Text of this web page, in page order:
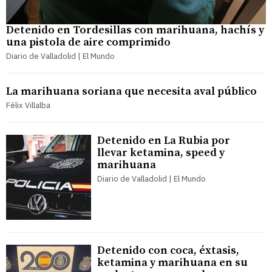
Detenido en Tordesillas con marihuana, hachís y
una pistola de aire comprimido
Diario de Valladolid | El Mundo
La marihuana soriana que necesita aval público
Félix Villalba
Detenido en La Rubia por
llevar ketamina, speed y
marihuana
Diario de Valladolid | El Mundo
Detenido con coca, éxtasis,
ketamina y marihuana en su